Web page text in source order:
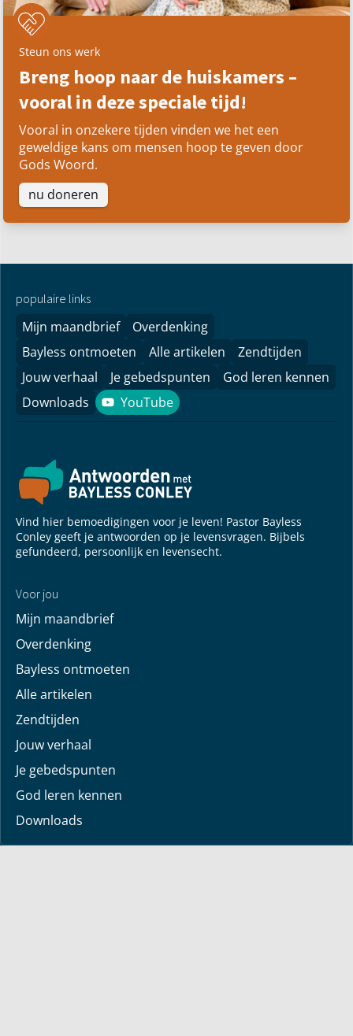
Steun ons werk
Breng hoop naar de huiskamers –
vooral in deze speciale tijd!
Vooral in onzekere tijden vinden we het een
geweldige kans om mensen hoop te geven door
Gods Woord.
nu doneren
populaire links
Mijn maandbrief
Overdenking
Bayless ontmoeten
Alle artikelen
Zendtijden
Jouw verhaal
Je gebedspunten
God leren kennen
Downloads
YouTube
YouTube
Vind hier bemoedigingen voor je leven! Pastor Bayless
Conley geeft je antwoorden op je levensvragen. Bijbels
gefundeerd, persoonlijk en levensecht.
Voor jou
Mijn maandbrief
Overdenking
Bayless ontmoeten
Alle artikelen
Zendtijden
Jouw verhaal
Je gebedspunten
God leren kennen
Downloads